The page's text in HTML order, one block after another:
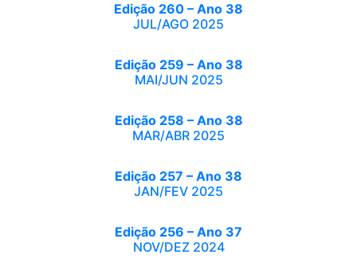
Edição 260 – Ano 38
JUL/AGO 2025
Edição 259 – Ano 38
MAI/JUN 2025
Edição 258 – Ano 38
MAR/ABR 2025
Edição 257 – Ano 38
JAN/FEV 2025
Edição 256 – Ano 37
NOV/DEZ 2024